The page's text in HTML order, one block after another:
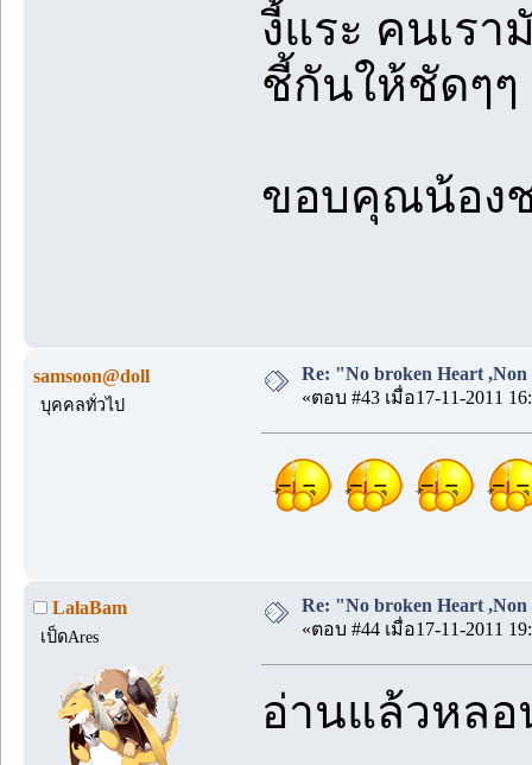
งี้แระ คนเรา
ชี้กันให้ชัดๆๆ
ขอบคุณน้องช
samsoon@doll
บุคคลทั่วไป
Re: "No broken Heart ,Non
«ตอบ #43 เมื่อ17-11-2011
LalaBam
เป็ดAres
Re: "No broken Heart ,Non
«ตอบ #44 เมื่อ17-11-2011
อ่านแล้วหลอ